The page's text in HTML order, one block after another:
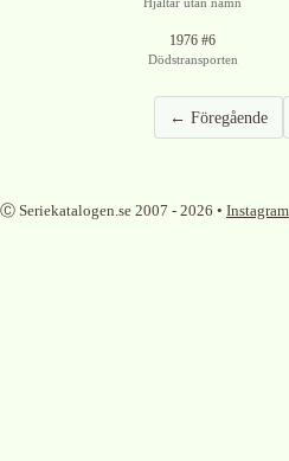
1976 #6
Dödstransporten
← Föregående
Ⓒ Seriekatalogen.se 2007 - 2026 • Instagram